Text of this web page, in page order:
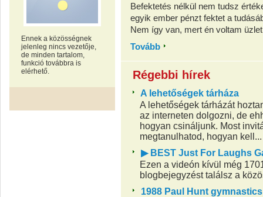
Ennek a közösségnek
jelenleg nincs vezetője,
de minden tartalom,
funkció továbbra is
elérhető.
Befektetés nélkül nem tudsz
egyik ember pénzt fektet a
Nem így van, mert én voltam
Tovább
Régebbi hírek
A lehetőségek tárháza
A lehetőségek tárházát
az interneten dolgozni, de
hogyan csináljunk. Most
megtanulhatod, hogyan kell...
▶ BEST Just For Laughs
Ezen a videón kívül még
blogbejegyzést találsz a
1988 Paul Hunt